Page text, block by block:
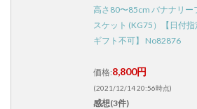
高さ80〜85cm バナナリー
スケット (KG75）【日付指
ギフト不可】 No82876
価格:8,800円
(2021/12/14 20:56時点)
感想(3件)